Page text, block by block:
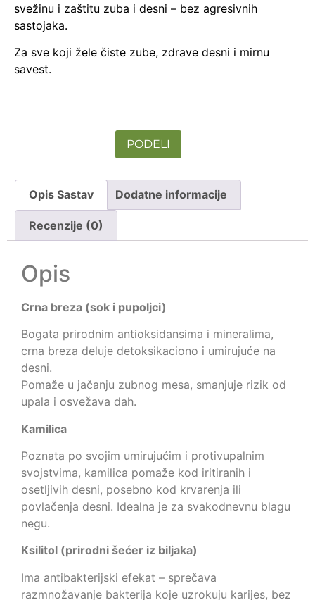
svežinu i zaštitu zuba i desni – bez agresivnih
sastojaka.
Za sve koji žele čiste zube, zdrave desni i mirnu
savest.
PODELI
Opis Sastav Dodatne informacije
Recenzije (0)
Opis
Crna breza (sok i pupoljci)
Bogata prirodnim antioksidansima i mineralima,
crna breza deluje detoksikaciono i umirujuće na
desni.
Pomaže u jačanju zubnog mesa, smanjuje rizik od
upala i osvežava dah.
Kamilica
Poznata po svojim umirujućim i protivupalnim
svojstvima, kamilica pomaže kod iritiranih i
osetljivih desni, posebno kod krvarenja ili
povlačenja desni. Idealna je za svakodnevnu blagu
negu.
Ksilitol (prirodni šećer iz biljaka)
Ima antibakterijski efekat – sprečava
razmnožavanje bakterija koje uzrokuju karijes, bez